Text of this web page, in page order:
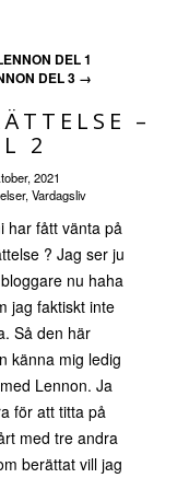
DEL 1
DEL 3 →
–
2
2021
, Vardagsliv
har fått vänta på
? Jag ser ju
nu haha
jag faktiskt inte
Så den här
känna mig ledig
Lennon. Ja
för att titta på
med tre andra
berättat vill jag